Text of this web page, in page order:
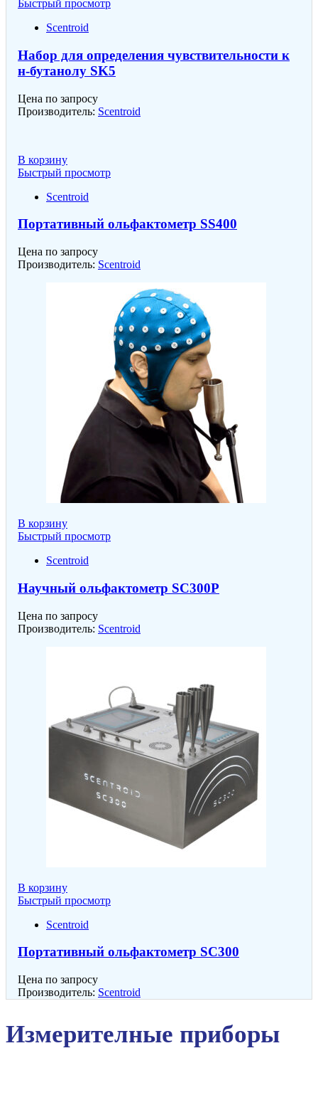
Быстрый просмотр
Scentroid
Набор для определения чувствительности к
н-бутанолу SK5
Цена по запросу
Производитель: Scentroid
В корзину
Быстрый просмотр
Scentroid
Портативный ольфактометр SS400
Цена по запросу
Производитель: Scentroid
В корзину
Быстрый просмотр
Scentroid
Научный ольфактометр SC300P
Цена по запросу
Производитель: Scentroid
В корзину
Быстрый просмотр
Scentroid
Портативный ольфактометр SC300
Цена по запросу
Производитель: Scentroid
Измерителные приборы